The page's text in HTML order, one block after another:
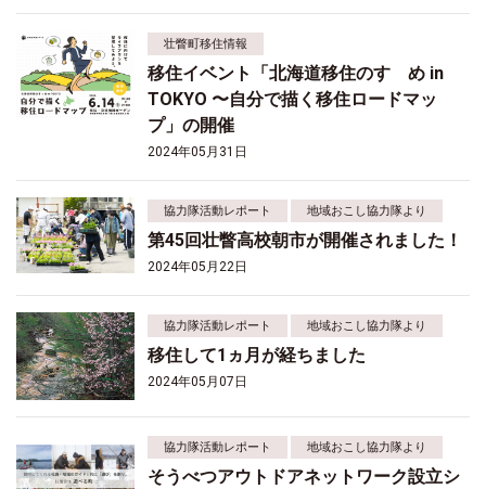
壮瞥町移住情報
移住イベント「北海道移住のすゝめ in
TOKYO 〜自分で描く移住ロードマッ
プ」の開催
2024年05月31日
協力隊活動レポート 地域おこし協力隊より
第45回壮瞥高校朝市が開催されました！
2024年05月22日
協力隊活動レポート 地域おこし協力隊より
移住して1ヵ月が経ちました
2024年05月07日
協力隊活動レポート 地域おこし協力隊より
そうべつアウトドアネットワーク設立シ